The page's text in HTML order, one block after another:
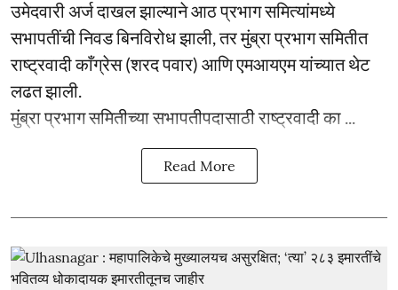
उमेदवारी अर्ज दाखल झाल्याने आठ प्रभाग समित्यांमध्ये
सभापतींची निवड बिनविरोध झाली, तर मुंब्रा प्रभाग समितीत
राष्ट्रवादी काँग्रेस (शरद पवार) आणि एमआयएम यांच्यात थेट
लढत झाली.
मुंब्रा प्रभाग समितीच्या सभापतीपदासाठी राष्ट्रवादी का ...
Read More